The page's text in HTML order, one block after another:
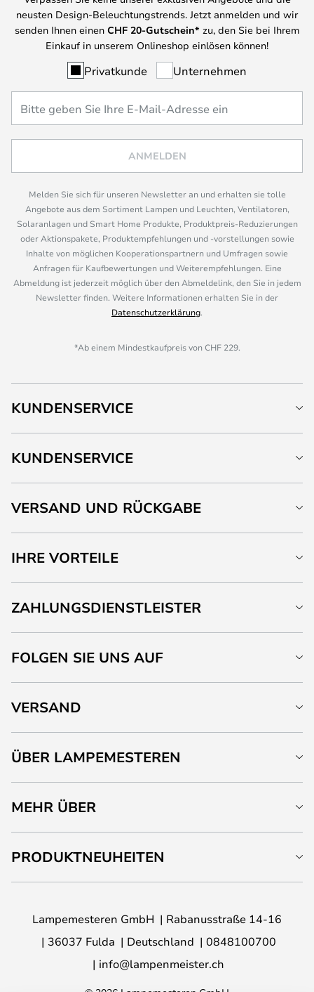
neusten Design-Beleuchtungstrends. Jetzt anmelden und wir
senden Ihnen einen CHF 20-Gutschein* zu, den Sie bei Ihrem
Einkauf in unserem Onlineshop einlösen können!
Privatkunde Unternehmen
ANMELDEN
Melden Sie sich für unseren Newsletter an und erhalten sie tolle
Angebote aus dem Sortiment Lampen und Leuchten, Ventilatoren,
Solaranlagen und Smart Home Produkte, Produktpreis-Reduzierungen
oder Aktionspakete, Produktempfehlungen und -vorstellungen sowie
Inhalte von möglichen Kooperationspartnern und Umfragen sowie
Anfragen für Kaufbewertungen und Weiterempfehlungen. Eine
Abmeldung ist jederzeit möglich über den Abmeldelink, den Sie in jedem
Newsletter finden. Weitere Informationen erhalten Sie in der
Datenschutzerklärung.
*Ab einem Mindestkaufpreis von CHF 229.
KUNDENSERVICE
KUNDENSERVICE
VERSAND UND RÜCKGABE
IHRE VORTEILE
ZAHLUNGSDIENSTLEISTER
FOLGEN SIE UNS AUF
VERSAND
ÜBER LAMPEMESTEREN
MEHR ÜBER
PRODUKTNEUHEITEN
Lampemesteren GmbH
Rabanusstraße 14-16
36037 Fulda
Deutschland
0848100700
info@lampenmeister.ch